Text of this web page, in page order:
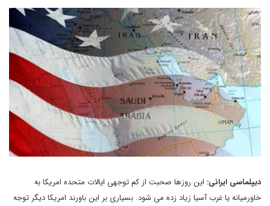
دیپلماسی ایرانی: این روزها صحبت از کم توجهی ایالات متحده امریکا به
خاورمیانه یا غرب آسیا زیاد زده می شود. بسیاری بر این باورند امریکا دیگر توجه